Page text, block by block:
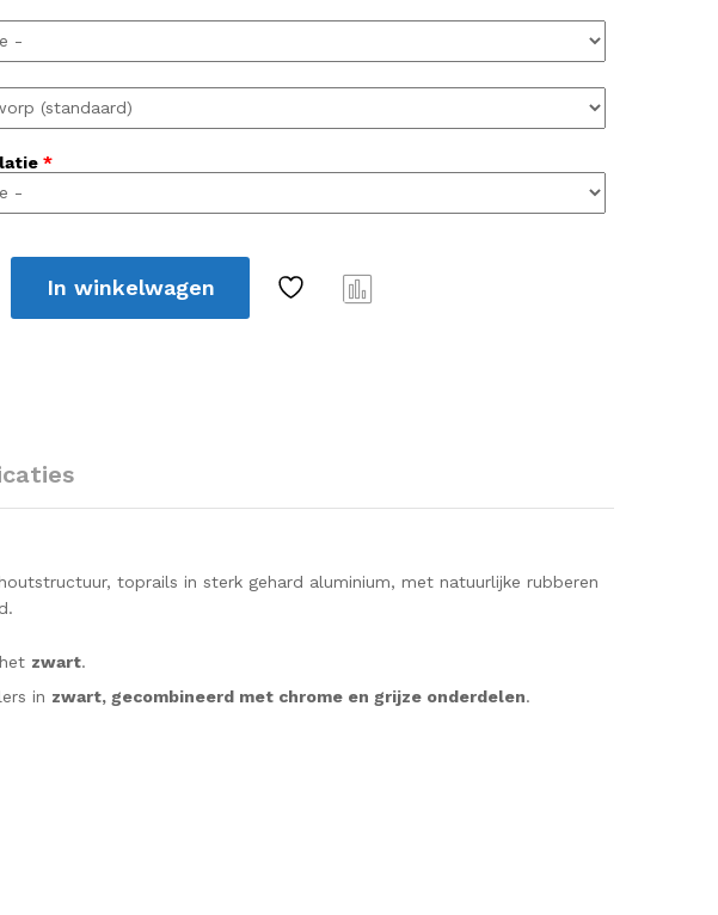
*
In winkelwagen
toprails in sterk gehard aluminium, met natuurlijke rubberen
zwart.
in zwart, gecombineerd met chrome en grijze onderdelen.